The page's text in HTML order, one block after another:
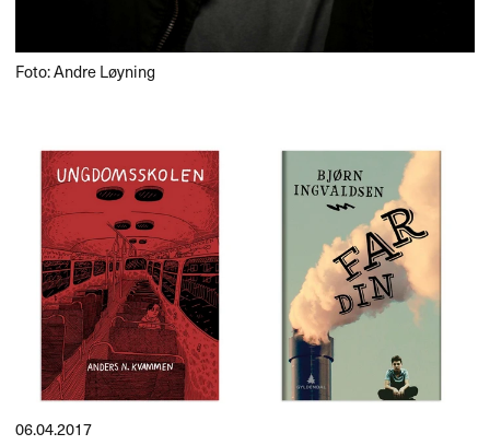
Foto: Andre Løyning
06.04.2017